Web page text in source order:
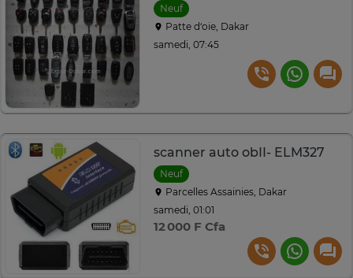
Neuf
Patte d‘oie, Dakar
samedi, 07:45
scanner auto obII- ELM327
Neuf
Parcelles Assainies, Dakar
samedi, 01:01
12 000 F Cfa